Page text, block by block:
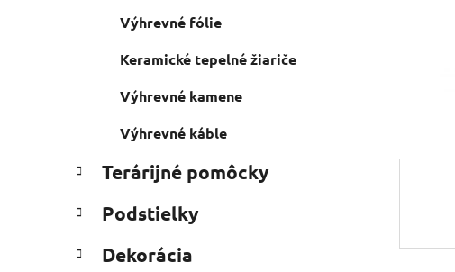
Výhrevné fólie
Keramické tepelné žiariče
Výhrevné kamene
Výhrevné káble
Terárijné pomôcky
Podstielky
Dekorácia